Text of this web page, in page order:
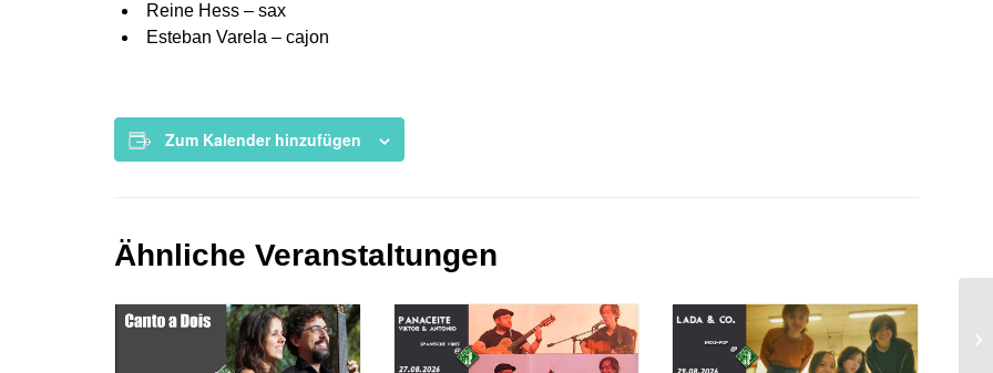
Reine Hess – sax
Esteban Varela – cajon
Zum Kalender hinzufügen
Ähnliche Veranstaltungen